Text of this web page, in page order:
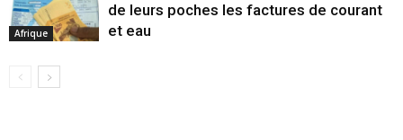
Afrique
de leurs poches les factures de courant
et eau